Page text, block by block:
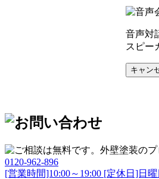
音声対
スピー
キャン
0120-962-896
[営業時間]10:00～19:00 [定休日]日曜